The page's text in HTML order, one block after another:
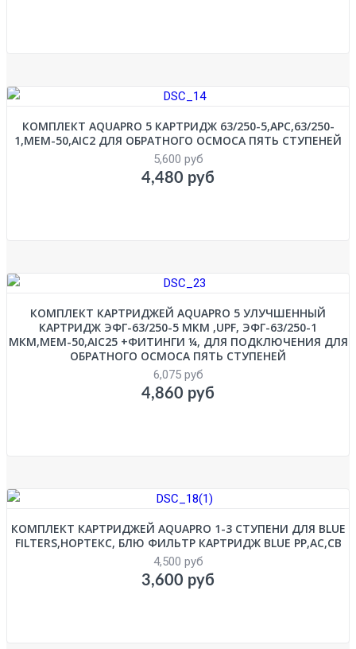
КОМПЛЕКТ AQUAPRO 5 КАРТРИДЖ 63/250-5,APC,63/250-
1,MEM-50,AIC2 ДЛЯ ОБРАТНОГО ОСМОСА ПЯТЬ СТУПЕНЕЙ
5,600 руб
4,480 руб
КОМПЛЕКТ КАРТРИДЖЕЙ AQUAPRO 5 УЛУЧШЕННЫЙ
КАРТРИДЖ ЭФГ-63/250-5 МКМ ,UPF, ЭФГ-63/250-1
МКМ,MEM-50,AIC25 +ФИТИНГИ ¼, ДЛЯ ПОДКЛЮЧЕНИЯ ДЛЯ
ОБРАТНОГО ОСМОСА ПЯТЬ СТУПЕНЕЙ
6,075 руб
4,860 руб
КОМПЛЕКТ КАРТРИДЖЕЙ AQUAPRO 1-3 СТУПЕНИ ДЛЯ BLUE
FILTERS,НОРТЕКС, БЛЮ ФИЛЬТР КАРТРИДЖ BLUE PP,AC,CB
4,500 руб
3,600 руб